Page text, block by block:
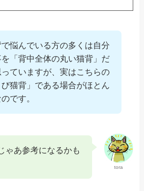
悩んでいる方の多くは自分
「背中全体の丸い猫背」だ
っていますが、実はこちらの
び猫背」である場合がほとん
です。
tora
ゃあ参考になるかも